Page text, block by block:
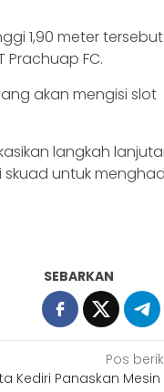
1,90 meter tersebut
Prachuap FC.
akan mengisi slot
langkah
untuk
SEBARKAN
Pos
Kediri Panaskan Mesin